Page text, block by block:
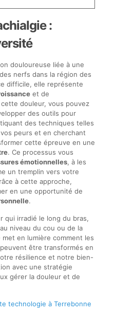
:
douloureuse liée à une
nerfs dans la région des
difficile, elle représente
et de
douleur, vous pouvez
des outils pour
des techniques telles
peurs et en cherchant
cette épreuve en une
. Ce processus vous
émotionnelles, à les
un tremplin vers votre
à cette approche,
en une opportunité de
.
qui irradié le long du bras,
niveau du cou ou de la
en lumière comment les
être transformés en
résilience et notre bien-
avec une stratégie
gérer la douleur et de
technologie à Terrebonne